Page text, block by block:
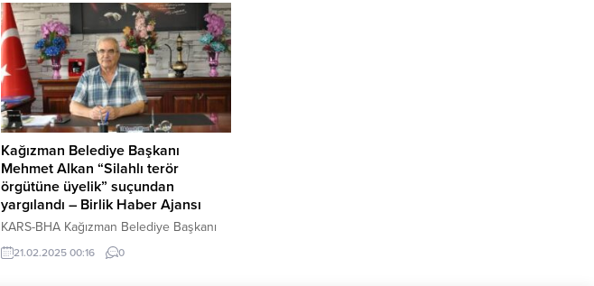
faaliyetleri ile çevre ve sıfır atık
hassasiyetini gündeminden düşürmeyen
Selçuklu Belediyesi geleceğin teminatı
olan öğrencilere sıfır atık bilincini
aşılamak...
Kağızman Belediye Başkanı
Mehmet Alkan “Silahlı terör
örgütüne üyelik” suçundan
yargılandı – Birlik Haber Ajansı
KARS-BHA Kağızman Belediye Başkanı
Mehmet Alkan’a “terör örgütüne üyelik”
suçundan yargılandığı davadan 6 yıl 3 ay
21.02.2025 00:16 0